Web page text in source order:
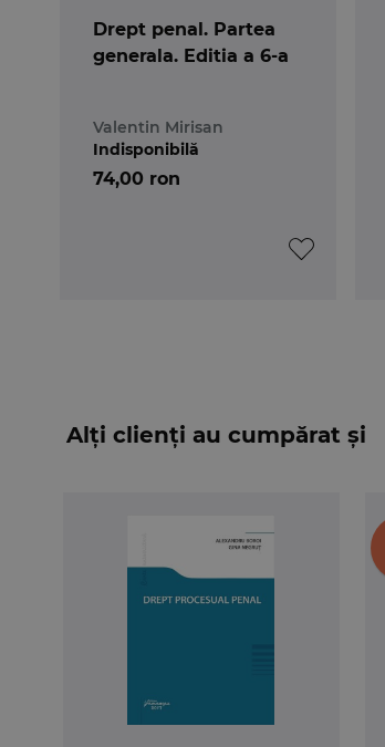
Drept penal. Partea
generala. Editia a 6-a
Valentin Mirisan
74,00 ron
Indisponibilă
Alți clienți au cumpărat și